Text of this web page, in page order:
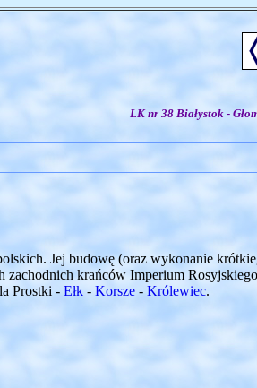
LK nr 38 Białystok -
Jej budowę (oraz wykonanie
krańców Imperium
Prostki - Ełk- Korsze- Królewiec.